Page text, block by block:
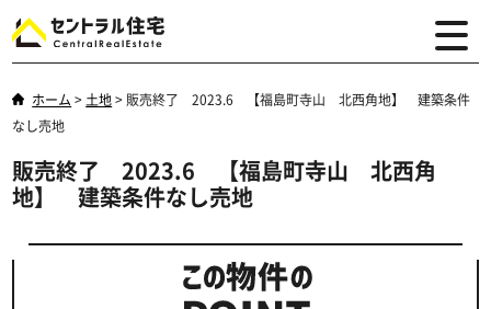
ホーム > 土地> 販売終了 2023.6 【福島町寺山 北西角地】 建築条件
なし売地
販売終了 2023.6 【福島町寺山 北西角
地】 建築条件なし売地